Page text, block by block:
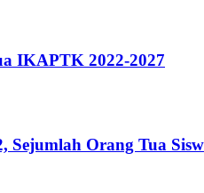
IKAPTK 2022-2027
Sejumlah Orang Tua